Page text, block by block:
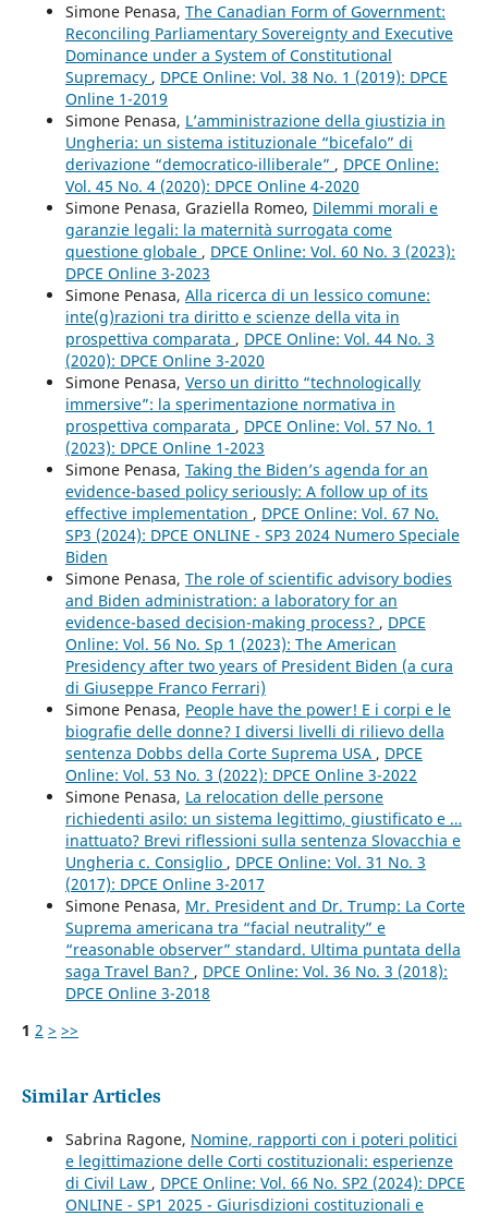
Simone Penasa, The Canadian Form of Government:
Reconciling Parliamentary Sovereignty and Executive
Dominance under a System of Constitutional
Supremacy , DPCE Online: Vol. 38 No. 1 (2019): DPCE
Online 1-2019
Simone Penasa, L’amministrazione della giustizia in
Ungheria: un sistema istituzionale “bicefalo” di
derivazione “democratico-illiberale” , DPCE Online:
Vol. 45 No. 4 (2020): DPCE Online 4-2020
Simone Penasa, Graziella Romeo, Dilemmi morali e
garanzie legali: la maternità surrogata come
questione globale , DPCE Online: Vol. 60 No. 3 (2023):
DPCE Online 3-2023
Simone Penasa, Alla ricerca di un lessico comune:
inte(g)razioni tra diritto e scienze della vita in
prospettiva comparata , DPCE Online: Vol. 44 No. 3
(2020): DPCE Online 3-2020
Simone Penasa, Verso un diritto “technologically
immersive”: la sperimentazione normativa in
prospettiva comparata , DPCE Online: Vol. 57 No. 1
(2023): DPCE Online 1-2023
Simone Penasa, Taking the Biden’s agenda for an
evidence-based policy seriously: A follow up of its
effective implementation , DPCE Online: Vol. 67 No.
SP3 (2024): DPCE ONLINE - SP3 2024 Numero Speciale
Biden
Simone Penasa, The role of scientific advisory bodies
and Biden administration: a laboratory for an
evidence-based decision-making process? , DPCE
Online: Vol. 56 No. Sp 1 (2023): The American
Presidency after two years of President Biden (a cura
di Giuseppe Franco Ferrari)
Simone Penasa, People have the power! E i corpi e le
biografie delle donne? I diversi livelli di rilievo della
sentenza Dobbs della Corte Suprema USA , DPCE
Online: Vol. 53 No. 3 (2022): DPCE Online 3-2022
Simone Penasa, La relocation delle persone
richiedenti asilo: un sistema legittimo, giustificato e …
inattuato? Brevi riflessioni sulla sentenza Slovacchia e
Ungheria c. Consiglio , DPCE Online: Vol. 31 No. 3
(2017): DPCE Online 3-2017
Simone Penasa, Mr. President and Dr. Trump: La Corte
Suprema americana tra “facial neutrality” e
“reasonable observer” standard. Ultima puntata della
saga Travel Ban? , DPCE Online: Vol. 36 No. 3 (2018):
DPCE Online 3-2018
1 2 > >>
Similar Articles
Sabrina Ragone, Nomine, rapporti con i poteri politici
e legittimazione delle Corti costituzionali: esperienze
di Civil Law , DPCE Online: Vol. 66 No. SP2 (2024): DPCE
ONLINE - SP1 2025 - Giurisdizioni costituzionali e